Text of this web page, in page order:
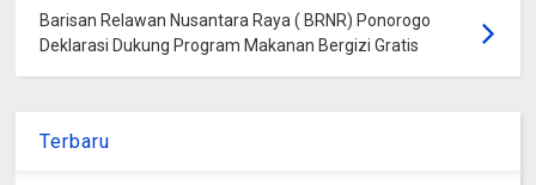
Barisan Relawan Nusantara Raya ( BRNR) Ponorogo
Deklarasi Dukung Program Makanan Bergizi Gratis
Terbaru